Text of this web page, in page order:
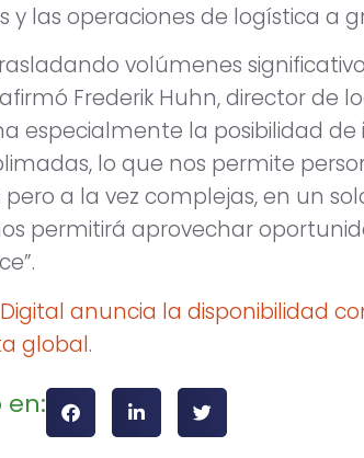
y las operaciones de logística a
volúmenes
afirmó Frederik Huhn, director de
especialmente la posibilidad
lo que nos permite
a la vez complejas, en un
permitirá aprovechar
anuncia la disponibilidad
global.